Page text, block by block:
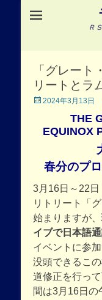
Ｒ
「グレート
リートとラ
Posted
2024年3月13日
THE
EQUINOX
春分のプ
3月16日～22
リトリート「
始まりますが、
イブで日本語
イベントに参
没頭できるこ
道修正を行っ
間は3月16日